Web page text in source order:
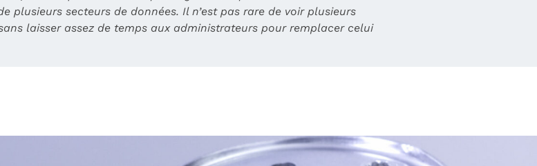
secteurs de données. Il n’est pas rare de voir plusieurs
laisser assez de temps aux administrateurs pour remplacer celui